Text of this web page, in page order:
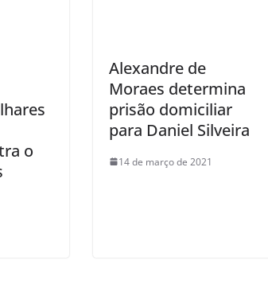
o
Alexandre de
Moraes determina
prisão domiciliar
para Daniel Silveira
14 de março de 2021